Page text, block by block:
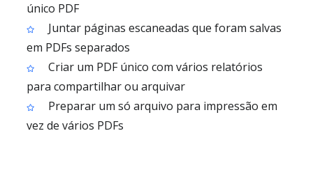
único PDF
Juntar páginas escaneadas que foram salvas
em PDFs separados
Criar um PDF único com vários relatórios
para compartilhar ou arquivar
Preparar um só arquivo para impressão em
vez de vários PDFs